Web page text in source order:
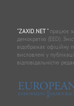
"ZAXID.NET "працює
демократію (EED).
відображає офіційну
висловлені у
відповідальністю